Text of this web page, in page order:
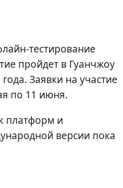
тестирование
пройдет в Гуанчжоу
Заявки на участие
по 11 июня.
платформ и
версии пока